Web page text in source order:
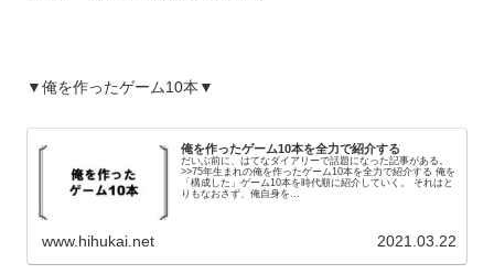
▼俺を作ったゲーム10本▼
俺を作ったゲーム10本を全力で紹介する
だいぶ前に、はてなダイアリーで話題になった記事がある。
>>75年生まれの俺を作ったゲーム10本を全力で紹介する 俺を
「構成した」ゲーム10本を時代順に紹介していく。 それはと
りもなおさず、俺自身を...
www.hihukai.net 2021.03.22